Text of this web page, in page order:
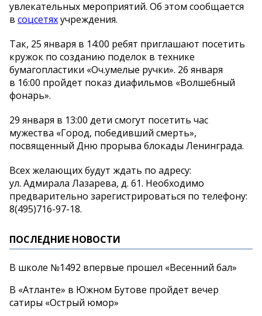
увлекательных мероприятий. Об этом сообщается
в соцсетяхучреждения.
Так, 25 января в 14:00 ребят приглашают посетить
кружок по созданию поделок в технике
бумагопластики «Оч.умелые ручки». 26 января
в 16:00 пройдет показ диафильмов «Волшебный
фонарь».
29 января в 13:00 дети смогут посетить час
мужества «Город, победивший смерть»,
посвященный Дню прорыва блокады Ленинграда.
Всех желающих будут ждать по адресу:
ул. Адмирала Лазарева, д. 61. Необходимо
предварительно зарегистрироваться по телефону:
8(495)716-97-18.
ПОСЛЕДНИЕ НОВОСТИ
В школе №1492 впервые прошел «Весенний бал»
В «Атланте» в Южном Бутове пройдет вечер
сатиры «Острый юмор»